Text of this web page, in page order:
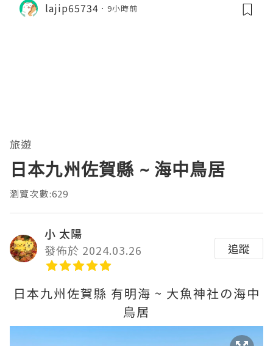
lajip65734 9小時前
旅遊
日本九州佐賀縣 ~ 海中鳥居
瀏覽次數:629
小 太陽
發佈於 2024.03.26
追蹤
日本九州佐賀縣 有明海 ~ 大魚神社の海中
鳥居